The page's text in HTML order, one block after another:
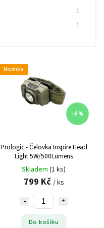
1
1
Novinka
–8 %
Prologic - Čelovka Inspire Head
Light 5W/500Lumens
Skladem (1 ks)
799 Kč / ks
Do košíku